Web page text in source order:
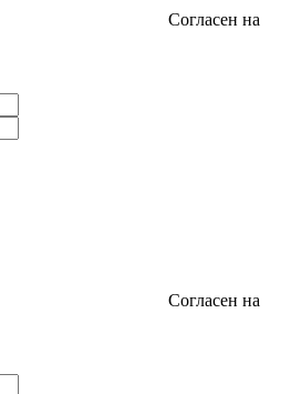
Согласен на
Согласен на